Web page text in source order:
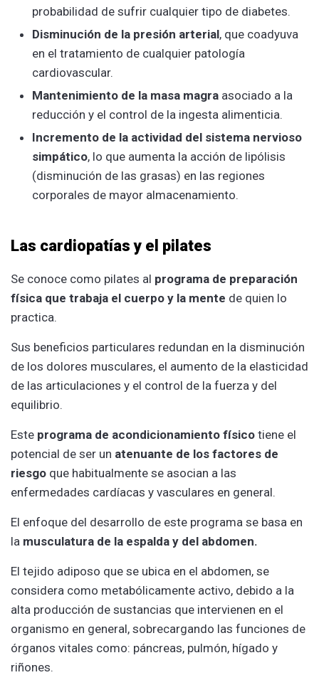
probabilidad de sufrir cualquier tipo de diabetes.
Disminución de la presión arterial, que coadyuva
en el tratamiento de cualquier patología
cardiovascular.
Mantenimiento de la masa magra asociado a la
reducción y el control de la ingesta alimenticia.
Incremento de la actividad del sistema nervioso
simpático, lo que aumenta la acción de lipólisis
(disminución de las grasas) en las regiones
corporales de mayor almacenamiento.
Las cardiopatías y el pilates
Se conoce como pilates al programa de preparación
física que trabaja el cuerpo y la mente de quien lo
practica.
Sus beneficios particulares redundan en la disminución
de los dolores musculares, el aumento de la elasticidad
de las articulaciones y el control de la fuerza y del
equilibrio.
Este programa de acondicionamiento físico tiene el
potencial de ser un atenuante de los factores de
riesgo que habitualmente se asocian a las
enfermedades cardíacas y vasculares en general.
El enfoque del desarrollo de este programa se basa en
la musculatura de la espalda y del abdomen.
El tejido adiposo que se ubica en el abdomen, se
considera como metabólicamente activo, debido a la
alta producción de sustancias que intervienen en el
organismo en general, sobrecargando las funciones de
órganos vitales como: páncreas, pulmón, hígado y
riñones.